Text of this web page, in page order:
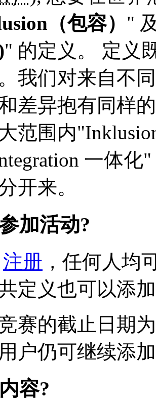
（包容） "
" 的定义。 定义
我们对来自不
差异抱有同样
范围内
一体化
开来。
加活动?
注册 ，任何人均
定义也可以添
赛的截止日期
户仍可继续添
容?